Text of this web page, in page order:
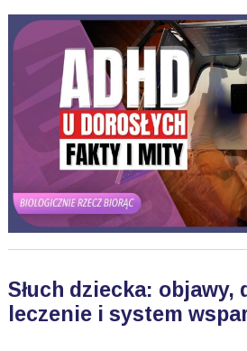
Słuch dziecka: objawy,
leczenie i system